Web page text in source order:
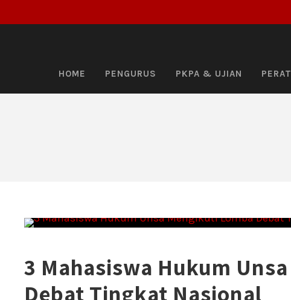
HOME PENGURUS PKPA & UJIAN
3 Mahasiswa Hukum
Debat Tingkat Nasional